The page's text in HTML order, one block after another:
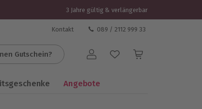
3 Jahre gültig & verlängerbar
Kontakt 089 / 2112 999 33
Gutschein? Benutzerkonto
Angebote